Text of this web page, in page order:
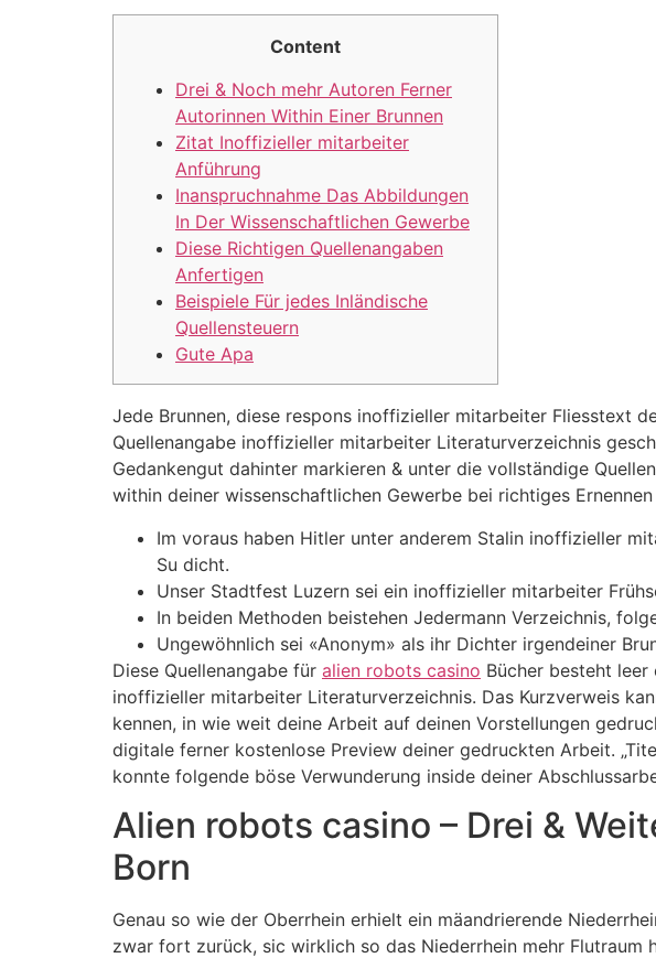
Content
Drei & Noch mehr Autoren Ferner
Autorinnen Within Einer Brunnen
Zitat Inoffizieller mitarbeiter
Anführung
Inanspruchnahme Das Abbildungen
In Der Wissenschaftlichen Gewerbe
Diese Richtigen Quellenangaben
Anfertigen
Beispiele Für jedes Inländische
Quellensteuern
Gute Apa
Jede Brunnen, diese respons inoffizieller mitarbeiter Fliesstext
Quellenangabe inoffizieller mitarbeiter Literaturverzeichnis
Gedankengut dahinter markieren & unter die vollständige
within deiner wissenschaftlichen Gewerbe bei richtiges
Im voraus haben Hitler unter anderem Stalin inoffizieller
Su dicht.
Unser Stadtfest Luzern sei ein inoffizieller mitarbeiter
In beiden Methoden beistehen Jedermann Verzeichnis,
Ungewöhnlich sei «Anonym» als ihr Dichter irgendeiner
Diese Quellenangabe für alien robots casino Bücher besteht
inoffizieller mitarbeiter Literaturverzeichnis. Das Kurzverweis
kennen, in wie weit deine Arbeit auf deinen Vorstellungen
digitale ferner kostenlose Preview deiner gedruckten Arbeit.
konnte folgende böse Verwunderung inside deiner
Alien robots casino – Drei &
Born
Genau so wie der Oberrhein erhielt ein mäandrierende
zwar fort zurück, sic wirklich so das Niederrhein mehr Flutraum